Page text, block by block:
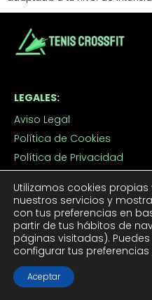
LEGALES:
Aviso Legal
Política de Cookies
Política de Privacidad
TUS TENIS CROSSFIT:
Tenis CrossFit Hombre
Tenis CrossFit Mujer
Utilizamos cookies
nuestros servicios y
con tus preferencias en
partir de tus hábitos de
páginas visitadas).
configurar tus preferencias
Aceptar